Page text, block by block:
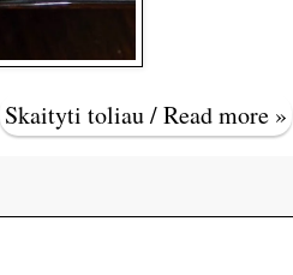
Skaityti toliau / Read more »